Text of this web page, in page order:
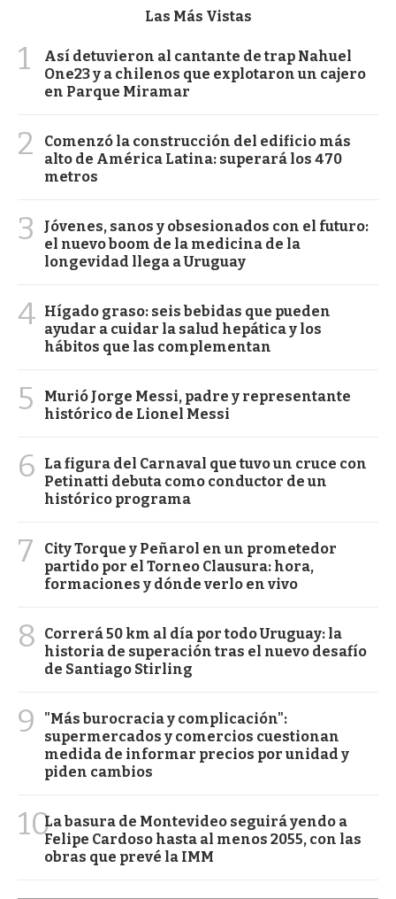
Las Más Vistas
1
Así detuvieron al cantante de trap Nahuel
One23 y a chilenos que explotaron un cajero
en Parque Miramar
2
Comenzó la construcción del edificio más
alto de América Latina: superará los 470
metros
3
Jóvenes, sanos y obsesionados con el futuro:
el nuevo boom de la medicina de la
longevidad llega a Uruguay
4 Hígado graso: seis bebidas que pueden
ayudar a cuidar la salud hepática y los
hábitos que las complementan
5
Murió Jorge Messi, padre y representante
histórico de Lionel Messi
6
La figura del Carnaval que tuvo un cruce con
Petinatti debuta como conductor de un
histórico programa
7
City Torque y Peñarol en un prometedor
partido por el Torneo Clausura: hora,
formaciones y dónde verlo en vivo
8
Correrá 50 km al día por todo Uruguay: la
historia de superación tras el nuevo desafío
de Santiago Stirling
9
"Más burocracia y complicación":
supermercados y comercios cuestionan
medida de informar precios por unidad y
piden cambios
10La basura de Montevideo seguirá yendo a
Felipe Cardoso hasta al menos 2055, con las
obras que prevé la IMM